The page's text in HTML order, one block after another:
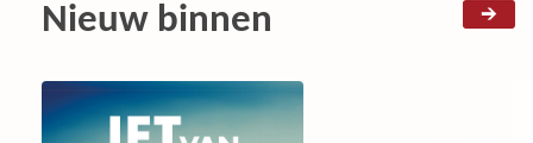
Nieuw binnen